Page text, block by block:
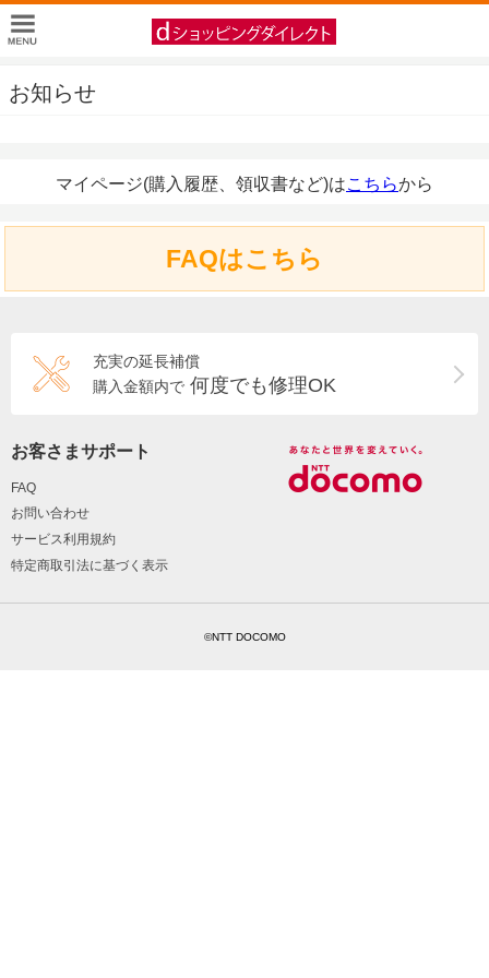
お知らせ
マイページ(購入履歴、領収書など)はこちらから
FAQはこちら
充実の延長補償
購入金額内で 何度でも修理OK
お客さまサポート
FAQ
お問い合わせ
サービス利用規約
特定商取引法に基づく表示
©NTT DOCOMO